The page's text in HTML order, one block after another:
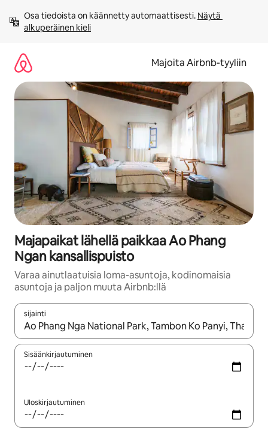
sisältö
väliin
Osa tiedoista on käännetty automaattisesti. Näytä
alkuperäinen kieli
Majoita Airbnb-tyyliin
Majapaikat lähellä paikkaa Ao Phang
Ngan kansallispuisto
Varaa ainutlaatuisia loma-asuntoja, kodinomaisia
asuntoja ja paljon muuta Airbnb:llä
sijainti
Kun tulokset ovat saatavilla, navigoi ylös- ja alas-
Sisäänkirjautuminen
Uloskirjautuminen